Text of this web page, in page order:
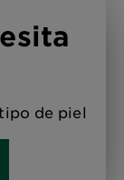
de piel